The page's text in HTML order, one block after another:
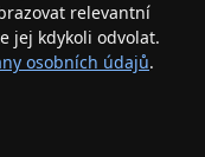
relevantní
jej kdykoli odvolat.
osobních údajů.